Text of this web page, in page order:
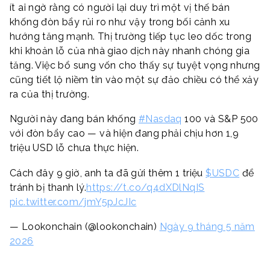
ít ai ngờ rằng có người lại duy trì một vị thế bán
khống đòn bẩy rủi ro như vậy trong bối cảnh xu
hướng tăng mạnh. Thị trường tiếp tục leo dốc trong
khi khoản lỗ của nhà giao dịch này nhanh chóng gia
tăng. Việc bổ sung vốn cho thấy sự tuyệt vọng nhưng
cũng tiết lộ niềm tin vào một sự đảo chiều có thể xảy
ra của thị trường.
Người này đang bán khống #Nasdaq 100 và S&P 500
với đòn bẩy cao — và hiện đang phải chịu hơn 1,9
triệu USD lỗ chưa thực hiện.
Cách đây 9 giờ, anh ta đã gửi thêm 1 triệu$USDC để
tránh bị thanh lý.https://t.co/q4dXDlNqIS
pic.twitter.com/jmY5pJcJIc
— Lookonchain (@lookonchain) Ngày 9 tháng 5 năm
2026